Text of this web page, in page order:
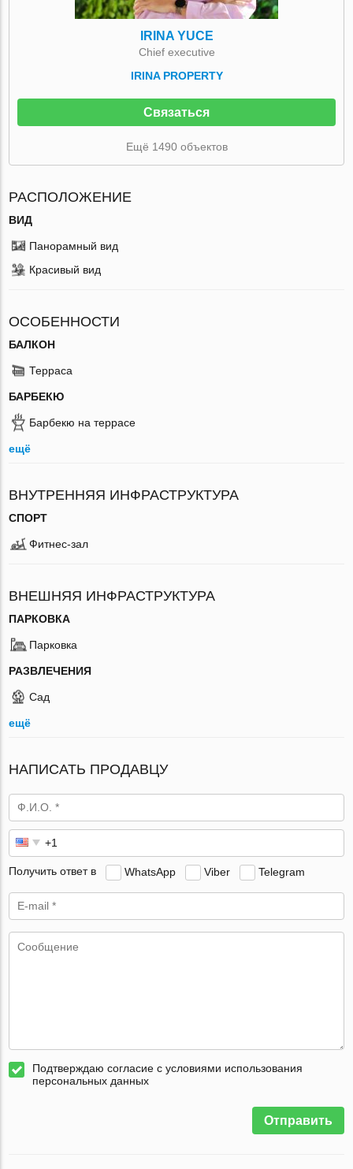
IRINA YUCE
Chief executive
IRINA PROPERTY
Связаться
Ещё 1490 объектов
РАСПОЛОЖЕНИЕ
ВИД
Панорамный вид
Красивый вид
ОСОБЕННОСТИ
БАЛКОН
Терраса
БАРБЕКЮ
Барбекю на террасе
ещё
ВНУТРЕННЯЯ ИНФРАСТРУКТУРА
СПОРТ
Фитнес-зал
ВНЕШНЯЯ ИНФРАСТРУКТУРА
ПАРКОВКА
Парковка
РАЗВЛЕЧЕНИЯ
Сад
ещё
НАПИСАТЬ ПРОДАВЦУ
Получить ответ в WhatsApp Viber Telegram
Подтверждаю согласие с условиями использования
персональных данных
Отправить